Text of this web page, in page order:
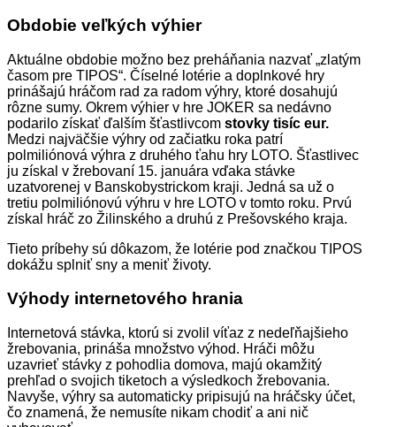
Obdobie veľkých výhier
Aktuálne obdobie možno bez preháňania nazvať „zlatým
časom pre TIPOS“. Číselné lotérie a doplnkové hry
prinášajú hráčom rad za radom výhry, ktoré dosahujú
rôzne sumy. Okrem výhier v hre JOKER sa nedávno
podarilo získať ďalším šťastlivcom stovky tisíc eur.
Medzi najväčšie výhry od začiatku roka patrí
polmiliónová výhra z druhého ťahu hry LOTO. Šťastlivec
ju získal v žrebovaní 15. januára vďaka stávke
uzatvorenej v Banskobystrickom kraji. Jedná sa už o
tretiu polmiliónovú výhru v hre LOTO v tomto roku. Prvú
získal hráč zo Žilinského a druhú z Prešovského kraja.
Tieto príbehy sú dôkazom, že lotérie pod značkou TIPOS
dokážu splniť sny a meniť životy.
Výhody internetového hrania
Internetová stávka, ktorú si zvolil víťaz z nedeľňajšieho
žrebovania, prináša množstvo výhod. Hráči môžu
uzavrieť stávky z pohodlia domova, majú okamžitý
prehľad o svojich tiketoch a výsledkoch žrebovania.
Navyše, výhry sa automaticky pripisujú na hráčsky účet,
čo znamená, že nemusíte nikam chodiť a ani nič